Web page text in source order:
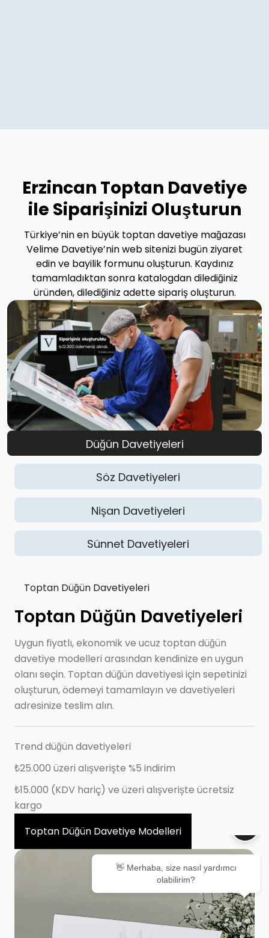
Erzincan Toptan Davetiye
ile Siparişinizi Oluşturun
Türkiye’nin en büyük toptan davetiye mağazası
Velime Davetiye’nin web sitenizi bugün ziyaret
edin ve bayilik formunu oluşturun. Kaydınız
tamamladıktan sonra katalogdan dilediğiniz
üründen, dilediğiniz adette sipariş oluşturun.
Düğün Davetiyeleri
Söz Davetiyeleri
Nişan Davetiyeleri
Sünnet Davetiyeleri
Toptan Düğün Davetiyeleri
Toptan Düğün Davetiyeleri
Uygun fiyatlı, ekonomik ve ucuz toptan düğün
davetiye modelleri arasından kendinize en uygun
olanı seçin. Toptan düğün davetiyesi için sepetinizi
oluşturun, ödemeyi tamamlayın ve davetiyeleri
adresinize teslim alın.
Trend düğün davetiyeleri
₺25.000 üzeri alışverişte %5 indirim
₺15.000 (KDV hariç) ve üzeri alışverişte ücretsiz
kargo
Toptan Düğün Davetiye Modelleri